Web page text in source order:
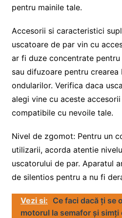
pentru mainile tale.
Accesorii si caracteristici
uscatoare de par vin cu
ar fi duze concentrate
sau difuzoare pentru crearea
ondularilor. Verifica daca
alegi vine cu aceste
compatibile cu nevoile tale.
Nivel de zgomot: Pentru un
utilizarii, acorda atentie
uscatorului de par. Aparatul
de silentios pentru a nu fi
Vezi si: Ce faci dacă ți se
motorul la semafor și simți